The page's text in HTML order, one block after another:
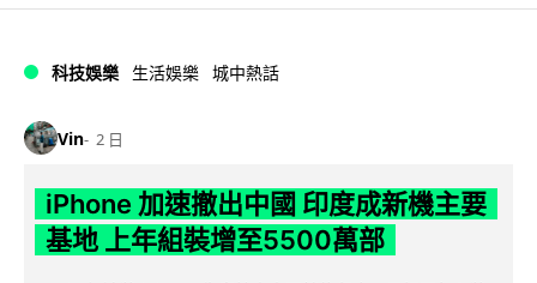
科技娛樂 生活娛樂 城中熱話
Vin 2 日
iPhone 加速撤出中國 印度成新機主要
基地 上年組裝增至5500萬部